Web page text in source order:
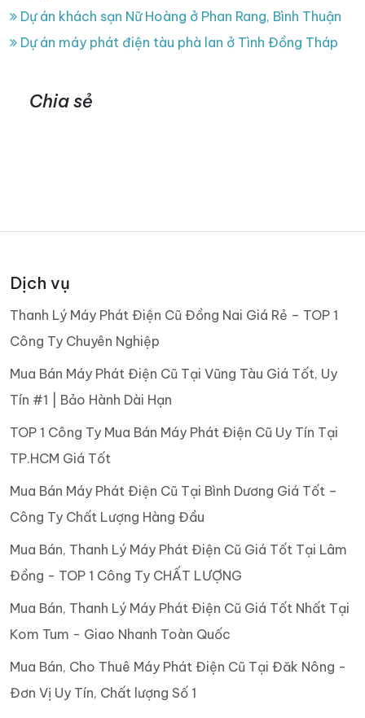
Dự án khách sạn Nữ Hoàng ở Phan Rang, Bình Thuận
Dự án máy phát điện tàu phà lan ở Tình Đồng Tháp
Chia sẻ
Dịch vụ
Thanh Lý Máy Phát Điện Cũ Đồng Nai Giá Rẻ – TOP 1
Công Ty Chuyên Nghiệp
Mua Bán Máy Phát Điện Cũ Tại Vũng Tàu Giá Tốt, Uy
Tín #1 | Bảo Hành Dài Hạn
TOP 1 Công Ty Mua Bán Máy Phát Điện Cũ Uy Tín Tại
TP.HCM Giá Tốt
Mua Bán Máy Phát Điện Cũ Tại Bình Dương Giá Tốt –
Công Ty Chất Lượng Hàng Đầu
Mua Bán, Thanh Lý Máy Phát Điện Cũ Giá Tốt Tại Lâm
Đồng - TOP 1 Công Ty CHẤT LƯỢNG
Mua Bán, Thanh Lý Máy Phát Điện Cũ Giá Tốt Nhất Tại
Kom Tum - Giao Nhanh Toàn Quốc
Mua Bán, Cho Thuê Máy Phát Điện Cũ Tại Đăk Nông -
Đơn Vị Uy Tín, Chất lượng Số 1